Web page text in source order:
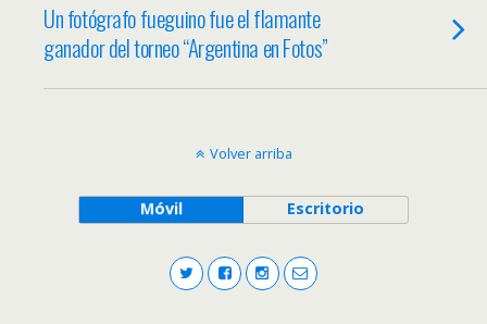
Un fotógrafo fueguino fue el flamante
ganador del torneo “Argentina en Fotos”
Volver arriba
Móvil Escritorio